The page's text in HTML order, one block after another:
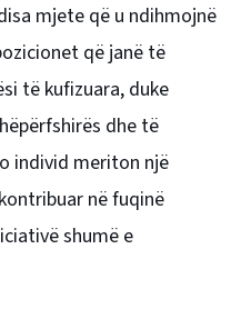
mjete që u ndihmojnë
që janë të
të kufizuara, duke
dhe të
individ meriton një
në fuqinë
shumë e